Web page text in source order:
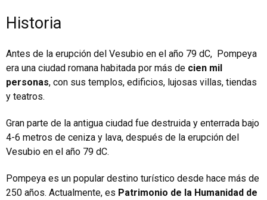
Historia
Antes de la erupción del Vesubio en el año 79 dC, Pompeya
era una ciudad romana habitada por más de cien mil
personas, con sus templos, edificios, lujosas villas, tiendas
y teatros.
Gran parte de la antigua ciudad fue destruida y enterrada bajo
4-6 metros de ceniza y lava, después de la erupción del
Vesubio en el año 79 dC.
Pompeya es un popular destino turístico desde hace más de
250 años. Actualmente, es Patrimonio de la Humanidad de